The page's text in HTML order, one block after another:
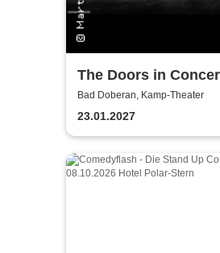
The Doors in
Authentic Tribute
Bad Doberan, Kamp-Theater
23.01.2027